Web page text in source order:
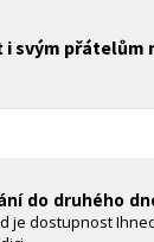
svým přátelům
do druhého
je dostupnost